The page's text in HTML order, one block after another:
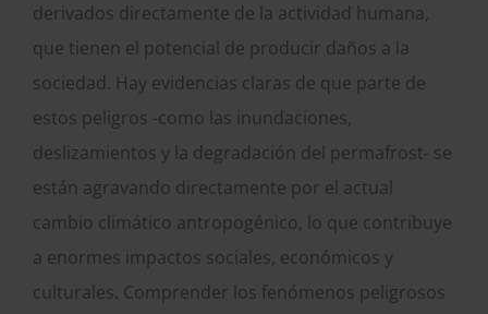
derivados directamente de la actividad humana,
que tienen el potencial de producir daños a la
sociedad. Hay evidencias claras de que parte de
estos peligros -como las inundaciones,
deslizamientos y la degradación del permafrost- se
están agravando directamente por el actual
cambio climático antropogénico, lo que contribuye
a enormes impactos sociales, económicos y
culturales. Comprender los fenómenos peligrosos